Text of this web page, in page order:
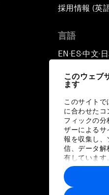
このウェブ
ます
このサイト
に合わせたコ
フィックの分
ザーによるサ
報を収集し、
信、データ解
有しています
ユーザーが
報や各パート
に収集され
採用情報 (英
言語
EN ▪ ES▪中文▪